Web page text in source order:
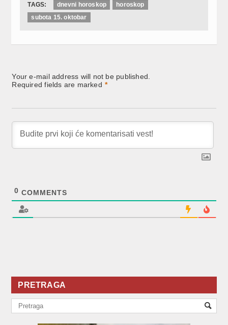
TAGS: dnevni horoskop
horoskop
subota 15. oktobar
Your e-mail address will not be published.
Required fields are marked *
0 COMMENTS
PRETRAGA